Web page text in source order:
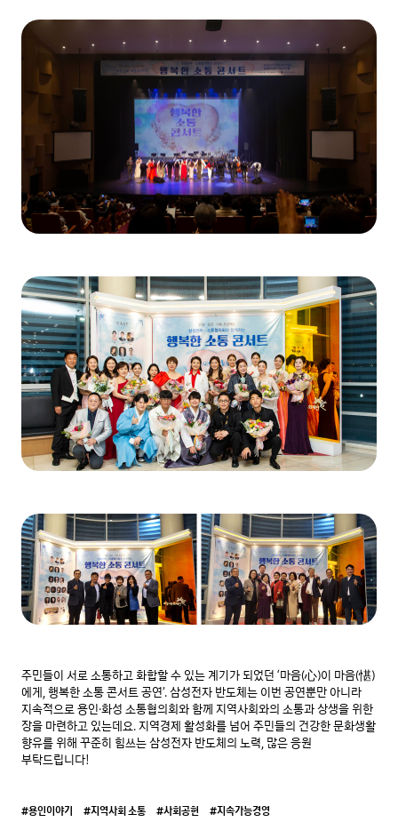
주민들이 서로 소통하고 화합할 수 있는 계기가 되었던 ‘마음(心)이 마음(愖)
에게, 행복한 소통 콘서트 공연’. 삼성전자 반도체는 이번 공연뿐만 아니라
지속적으로 용인·화성 소통협의회와 함께 지역사회와의 소통과 상생을 위한
장을 마련하고 있는데요. 지역경제 활성화를 넘어 주민들의 건강한 문화생활
향유를 위해 꾸준히 힘쓰는 삼성전자 반도체의 노력, 많은 응원
부탁드립니다!
#용인이야기 #지역사회 소통 #사회공헌 #지속가능경영